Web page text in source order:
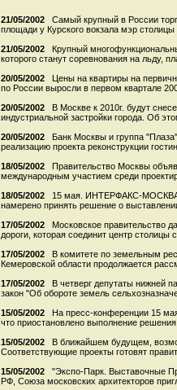
21/05/2002
Самый крупный в России
площади у Курского вокзала мэр
21/05/2002
Крупный
которого станут соревнования на льду,
20/05/2002
Цены на квартиры на
по России выросли в первом квартале
20/05/2002
В Москве к 2010г. будут
индустриальной застройки города. Об
20/05/2002
Банк Москвы и группа
реализацию проекта реконструкции
18/05/2002
Правительство Москвы
международным участием среди
18/05/2002
15 мая. ИНТЕРФАКС-МОСКВА
намерено принять решение о
17/05/2002
Московское правительство
дороги, которая соединит центр
17/05/2002
В комитете по земельным
Кемеровской области продолжается
17/05/2002
В четверг депутаты нижней
закон "Об обороте земель
15/05/2002
На пресс-конференции 15
что приостановлено выполнение
15/05/2002
В ближайшем будущем,
Соответствующие проекты готовят
15/05/2002
"Экспо-Парк. Выставочные
РФ, Союза московских архитекторов